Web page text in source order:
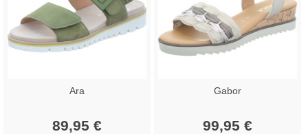
Ara
89,95 €
Gabor
99,95 €